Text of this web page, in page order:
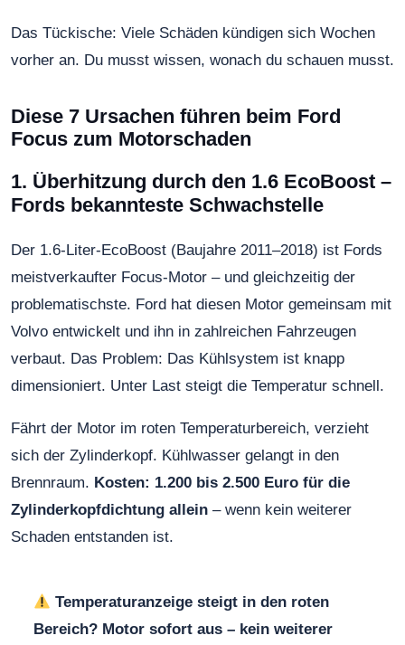
Das Tückische: Viele Schäden kündigen sich Wochen
vorher an. Du musst wissen, wonach du schauen musst.
Diese 7 Ursachen führen beim Ford
Focus zum Motorschaden
1. Überhitzung durch den 1.6 EcoBoost –
Fords bekannteste Schwachstelle
Der 1.6-Liter-EcoBoost (Baujahre 2011–2018) ist Fords
meistverkaufter Focus-Motor – und gleichzeitig der
problematischste. Ford hat diesen Motor gemeinsam mit
Volvo entwickelt und ihn in zahlreichen Fahrzeugen
verbaut. Das Problem: Das Kühlsystem ist knapp
dimensioniert. Unter Last steigt die Temperatur schnell.
Fährt der Motor im roten Temperaturbereich, verzieht
sich der Zylinderkopf. Kühlwasser gelangt in den
Brennraum. Kosten: 1.200 bis 2.500 Euro für die
Zylinderkopfdichtung allein– wenn kein weiterer
Schaden entstanden ist.
Temperaturanzeige steigt in den roten
Bereich? Motor sofort aus – kein weiterer